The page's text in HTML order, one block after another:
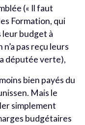
(« Il faut
Formation, qui
leur budget à
pas reçu leurs
députée verte),
bien payés du
Mais le
simplement
budgétaires